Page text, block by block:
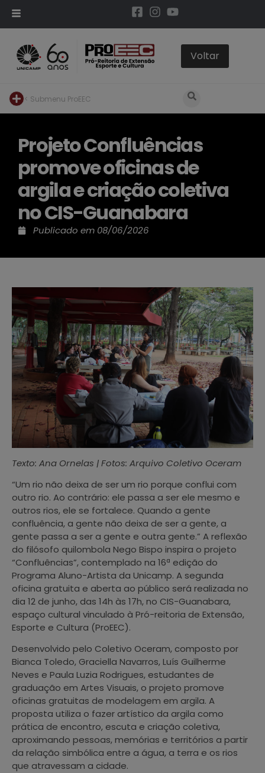
< Submenu ProEEC
Projeto Confluências
promove oficinas de
argila e criação coletiva
no CIS-Guanabara
Publicado em 08/06/2026
Texto: Ana Ornelas | Fotos: Arquivo Coletivo Oceram
“Um rio não deixa de ser um rio porque conflui com
outro rio. Ao contrário: ele passa a ser ele mesmo e
outros rios, ele se fortalece. Quando a gente
confluência, a gente não deixa de ser a gente, a
gente passa a ser a gente e outra gente.” A reflexão
do filósofo quilombola Nego Bispo inspira o projeto
“Confluências”, contemplado na 16ª edição do
Programa Aluno-Artista da Unicamp. A segunda
oficina gratuita e aberta ao público será realizada no
dia 12 de junho, das 14h às 17h, no CIS-Guanabara,
espaço cultural vinculado à Pró-reitoria de Extensão,
Esporte e Cultura (ProEEC).
Desenvolvido pelo Coletivo Oceram, composto por
Bianca Toledo, Graciella Navarros, Luís Guilherme
Neves e Paula Luzia Rodrigues, estudantes de
graduação em Artes Visuais, o projeto promove
oficinas gratuitas de modelagem em argila. A
proposta utiliza o fazer artístico da argila como
prática de encontro, escuta e criação coletiva,
aproximando pessoas, memórias e territórios a partir
da relação simbólica entre a água, a terra e os rios
que atravessam a cidade.